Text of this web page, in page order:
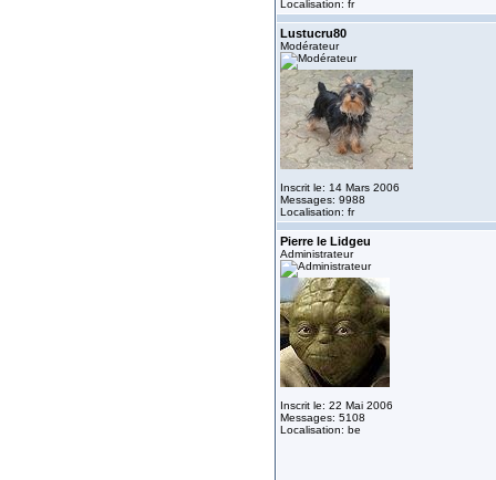
Localisation: fr
Lustucru80
Modérateur
Inscrit le: 14 Mars 2006
Messages: 9988
Localisation: fr
Pierre le Lidgeu
Administrateur
Inscrit le: 22 Mai 2006
Messages: 5108
Localisation: be